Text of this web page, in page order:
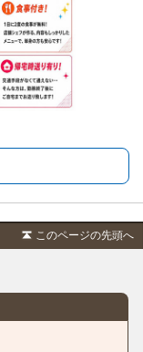
このページの先頭へ